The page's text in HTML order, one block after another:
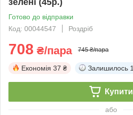
Готово до відправки
Код: 00044547
Роздріб
708 ₴/пара 745 ₴/пара
Економія 37 ₴ Залишилось
Купити
або